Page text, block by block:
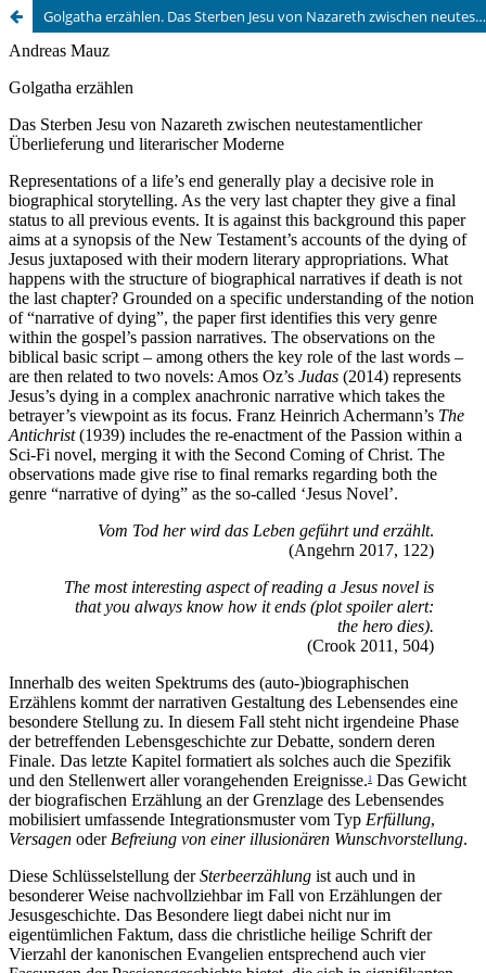
Golgatha erzählen. Das Sterben Jesu von Nazareth zwischen neutestamentlicher Überlieferung und literarischer Moderne